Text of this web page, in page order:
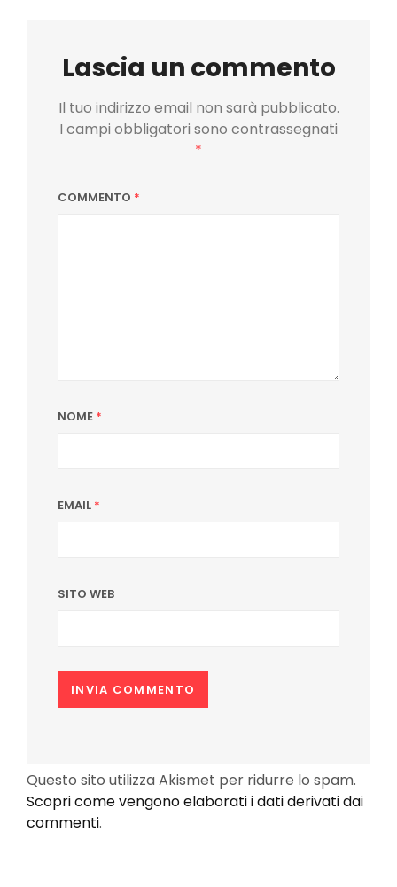
Lascia un commento
Il tuo indirizzo email non sarà pubblicato.
I campi obbligatori sono contrassegnati
*
COMMENTO *
NOME *
EMAIL *
SITO WEB
Questo sito utilizza Akismet per ridurre lo spam.
Scopri come vengono elaborati i dati derivati dai
commenti.